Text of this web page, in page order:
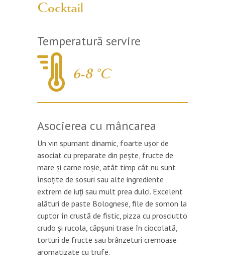
Cocktail
Temperatură servire
6-8 °C
Asocierea cu mâncarea
Un vin spumant dinamic, foarte ușor de
asociat cu preparate din pește, fructe de
mare și carne roșie, atât timp cât nu sunt
însoțite de sosuri sau alte ingrediente
extrem de iuți sau mult prea dulci. Excelent
alături de paste Bolognese, file de somon la
cuptor în crustă de fistic, pizza cu prosciutto
crudo și rucola, căpșuni trase în ciocolată,
torturi de fructe sau brânzeturi cremoase
aromatizate cu trufe.